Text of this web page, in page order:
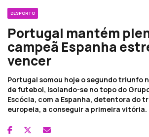
DESPORTO
Portugal mantém
campeã Espanha
vencer
Portugal somou hoje o segundo triunfo
de futebol, isolando-se no topo do Grupo
Escócia, com a Espanha, detentora do
europeia, a conseguir a primeira vitória.